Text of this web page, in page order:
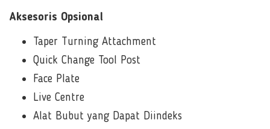
Aksesoris Opsional
Taper Turning Attachment
Quick Change Tool Post
Face Plate
Live Centre
Alat Bubut yang Dapat Diindeks